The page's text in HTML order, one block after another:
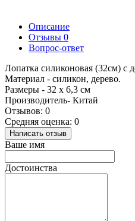
Описание
Отзывы 0
Вопрос-ответ
Лопатка силиконовая (32см) с
Материал - силикон, дерево.
Размеры - 32 х 6,3 см
Производитель- Китай
Отзывов: 0
Средняя оценка: 0
Написать отзыв
Ваше имя
Достоинства